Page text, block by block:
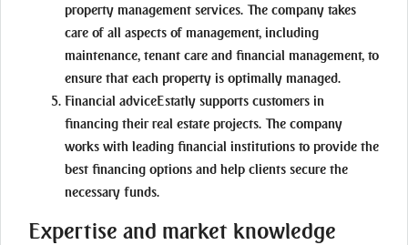
property management services. The company takes
care of all aspects of management, including
maintenance, tenant care and financial management, to
ensure that each property is optimally managed.
Financial adviceEstatly supports customers in
financing their real estate projects. The company
works with leading financial institutions to provide the
best financing options and help clients secure the
necessary funds.
Expertise and market knowledge